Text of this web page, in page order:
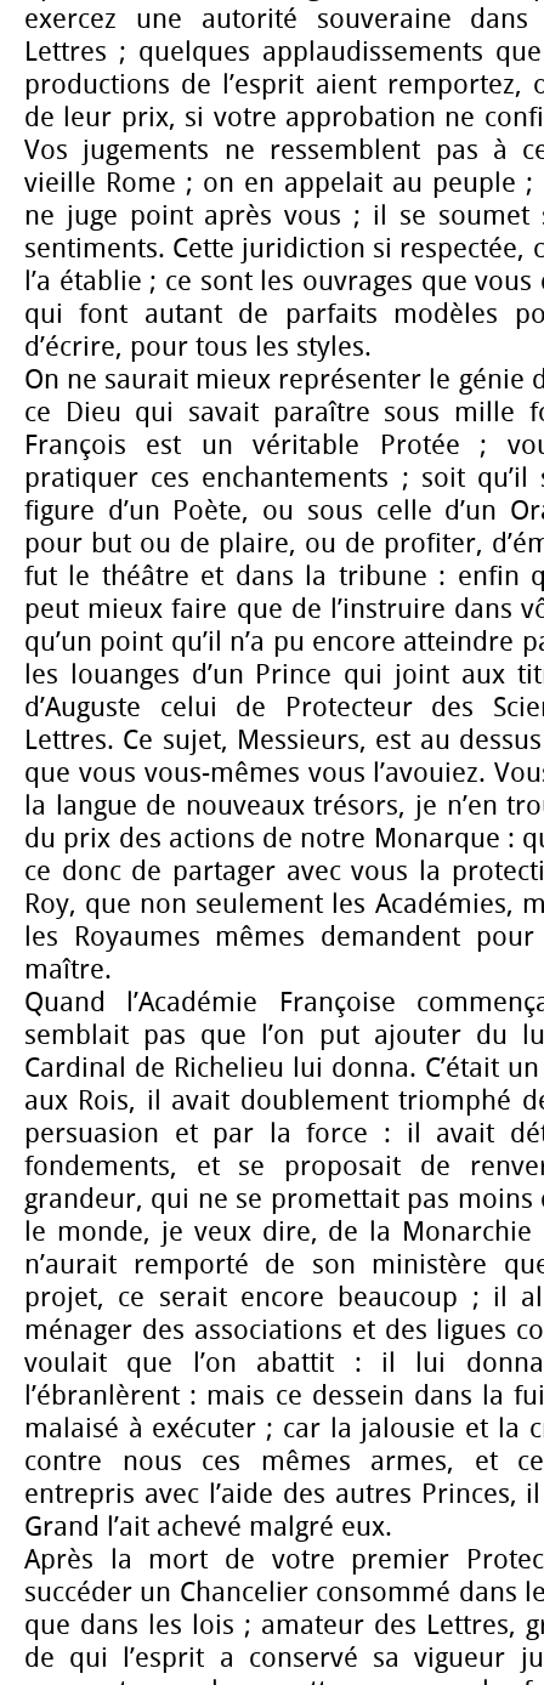
exercez une autorité souveraine
Lettres ; quelques applaudissements
productions de l’esprit aient remportez,
de leur prix, si votre approbation ne
Vos jugements ne ressemblent pas à
vieille Rome ; on en appelait au peuple ;
ne juge point après vous ; il se soumet
sentiments. Cette juridiction si respectée,
l’a établie ; ce sont les ouvrages que
qui font autant de parfaits modèles
d’écrire, pour tous les styles.
On ne saurait mieux représenter le génie
ce Dieu qui savait paraître sous mille
François est un véritable Protée ;
pratiquer ces enchantements ; soit
figure d’un Poète, ou sous celle d’un
pour but ou de plaire, ou de profiter,
fut le théâtre et dans la tribune : enfin
peut mieux faire que de l’instruire dans
qu’un point qu’il n’a pu encore atteindre
les louanges d’un Prince qui joint aux
d’Auguste celui de Protecteur des
Lettres. Ce sujet, Messieurs, est au
que vous vous-mêmes vous l’avouiez.
la langue de nouveaux trésors, je n’en
du prix des actions de notre Monarque :
ce donc de partager avec vous la
Roy, que non seulement les Académies,
les Royaumes mêmes demandent
maître.
Quand l’Académie Françoise
semblait pas que l’on put ajouter du
Cardinal de Richelieu lui donna. C’était
aux Rois, il avait doublement triomphé
persuasion et par la force : il avait
fondements, et se proposait de
grandeur, qui ne se promettait pas moins
le monde, je veux dire, de la Monarchie
n’aurait remporté de son ministère
projet, ce serait encore beaucoup ; il
ménager des associations et des ligues
voulait que l’on abattit : il lui
l’ébranlèrent : mais ce dessein dans la
malaisé à exécuter ; car la jalousie et la
contre nous ces mêmes armes, et
entrepris avec l’aide des autres Princes,
Grand l’ait achevé malgré eux.
Après la mort de votre premier
succéder un Chancelier consommé dans
que dans les lois ; amateur des Lettres,
de qui l’esprit a conservé sa vigueur